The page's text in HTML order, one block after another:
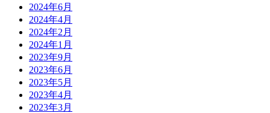
2024年6月
2024年4月
2024年2月
2024年1月
2023年9月
2023年6月
2023年5月
2023年4月
2023年3月